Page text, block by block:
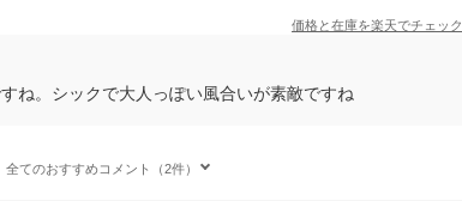
価格と在庫を楽天でチェック
ね。シックで大人っぽい風合いが素敵ですね
全てのおすすめコメント（2件）